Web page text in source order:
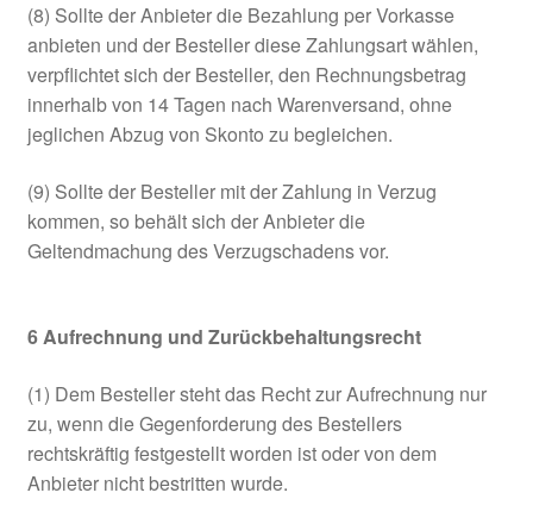
(8) Sollte der Anbieter die Bezahlung per Vorkasse
anbieten und der Besteller diese Zahlungsart wählen,
verpflichtet sich der Besteller, den Rechnungsbetrag
innerhalb von 14 Tagen nach Warenversand, ohne
jeglichen Abzug von Skonto zu begleichen.
(9) Sollte der Besteller mit der Zahlung in Verzug
kommen, so behält sich der Anbieter die
Geltendmachung des Verzugschadens vor.
6Aufrechnung und Zurückbehaltungsrecht
(1) Dem Besteller steht das Recht zur Aufrechnung nur
zu, wenn die Gegenforderung des Bestellers
rechtskräftig festgestellt worden ist oder von dem
Anbieter nicht bestritten wurde.